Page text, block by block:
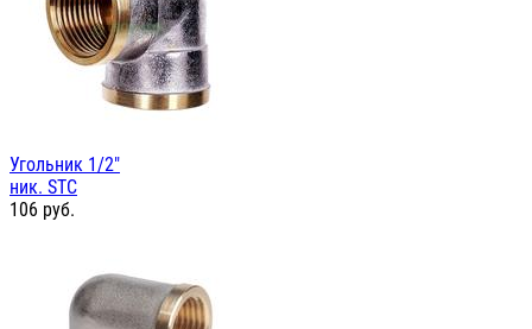
Угольник 1/2"
ник. STC
106 руб.